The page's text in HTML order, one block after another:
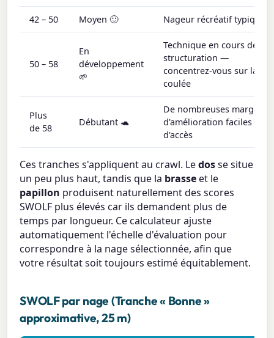
42 – 50 Moyen 🙂 Nageur récréatif typique
50 – 58
En
développement
🌱
Technique en cours de
structuration —
concentrez-vous sur la
coulée
Plus
de 58
Débutant 🐢
De nombreuses marges
d'amélioration faciles
d'accès
Ces tranches s'appliquent au crawl. Ledosse situe
un peu plus haut, tandis que la brasseet le
papillon produisent naturellement des scores
SWOLF plus élevés car ils demandent plus de
temps par longueur. Ce calculateur ajuste
automatiquement l'échelle d'évaluation pour
correspondre à la nage sélectionnée, afin que
votre résultat soit toujours estimé équitablement.
SWOLF par nage (Tranche « Bonne »
approximative, 25 m)